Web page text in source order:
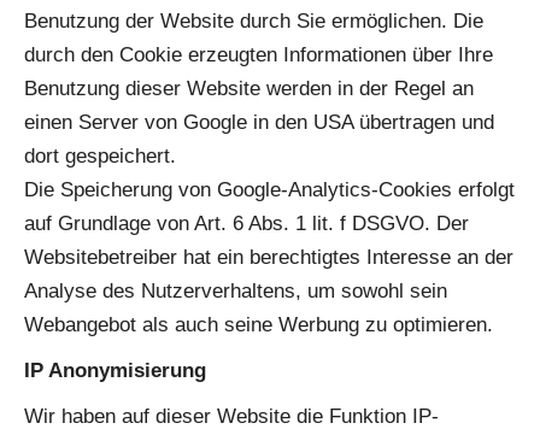
Benutzung der Website durch Sie ermöglichen. Die
durch den Cookie erzeugten Informationen über Ihre
Benutzung dieser Website werden in der Regel an
einen Server von Google in den USA übertragen und
dort gespeichert.
Die Speicherung von Google-Analytics-Cookies erfolgt
auf Grundlage von Art. 6 Abs. 1 lit. f DSGVO. Der
Websitebetreiber hat ein berechtigtes Interesse an der
Analyse des Nutzerverhaltens, um sowohl sein
Webangebot als auch seine Werbung zu optimieren.
IP Anonymisierung
Wir haben auf dieser Website die Funktion IP-